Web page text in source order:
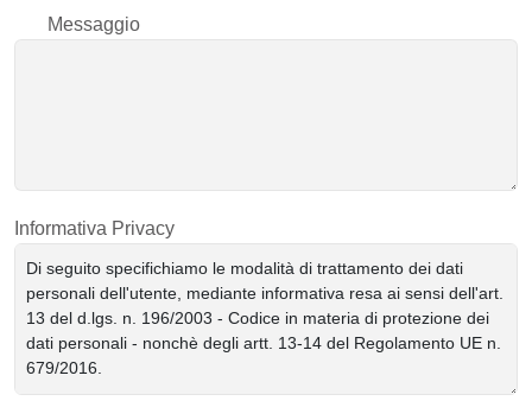
Messaggio
Informativa Privacy